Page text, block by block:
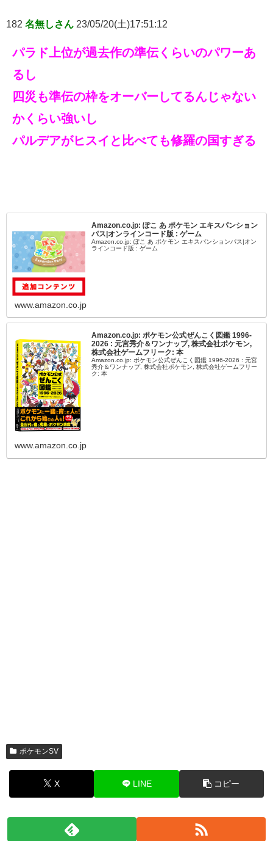
182 名無しさん 23/05/20(土)17:51:12
パラド上位が過去作の準伝くらいのパワーあ
るし
四災も準伝の枠をオーバーしてるんじゃない
かくらい強いし
パルデアがヒスイと比べても修羅の国すぎる
Amazon.co.jp: ぽこ あ ポケモン エキスパンション
パス|オンラインコード版 : ゲーム
Amazon.co.jp: ぽこ あ ポケモン エキスパンションパス|オン
ラインコード版 : ゲーム
www.amazon.co.jp
Amazon.co.jp: ポケモン公式ぜんこく図鑑 1996-
2026 : 元宮秀介＆ワンナップ, 株式会社ポケモン,
株式会社ゲームフリーク: 本
Amazon.co.jp: ポケモン公式ぜんこく図鑑 1996-2026 : 元宮
秀介＆ワンナップ, 株式会社ポケモン, 株式会社ゲームフリー
ク: 本
www.amazon.co.jp
ポケモンSV
X LINE コピー